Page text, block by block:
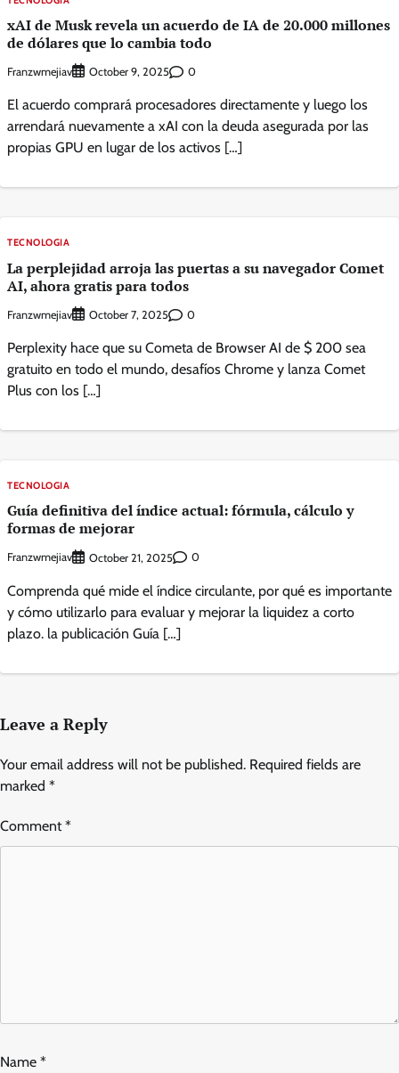
xAI de Musk revela un acuerdo de IA de 20.000 millones
de dólares que lo cambia todo
Franzwmejiav October 9, 2025 0
El acuerdo comprará procesadores directamente y luego los
arrendará nuevamente a xAI con la deuda asegurada por las
propias GPU en lugar de los activos […]
TECNOLOGIA
La perplejidad arroja las puertas a su navegador Comet
AI, ahora gratis para todos
Franzwmejiav October 7, 2025 0
Perplexity hace que su Cometa de Browser AI de $ 200 sea
gratuito en todo el mundo, desafíos Chrome y lanza Comet
Plus con los […]
TECNOLOGIA
Guía definitiva del índice actual: fórmula, cálculo y
formas de mejorar
Franzwmejiav October 21, 2025 0
Comprenda qué mide el índice circulante, por qué es importante
y cómo utilizarlo para evaluar y mejorar la liquidez a corto
plazo. la publicación Guía […]
Leave a Reply
Your email address will not be published. Required fields are
marked *
Comment*
Name *